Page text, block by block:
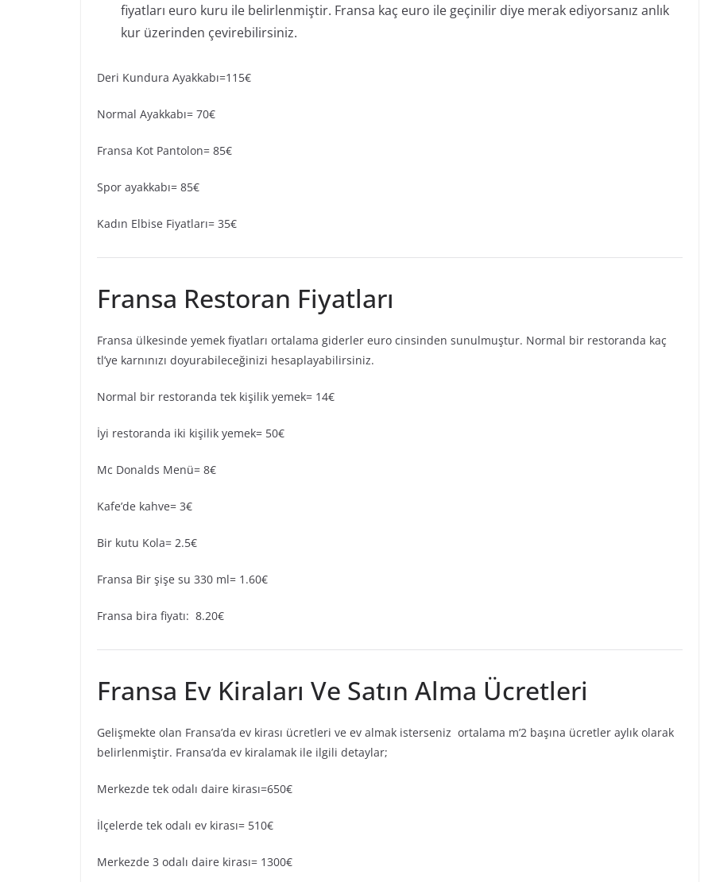
fiyatları euro kuru ile belirlenmiştir. Fransa kaç euro ile geçinilir diye merak ediyorsanız anlık
kur üzerinden çevirebilirsiniz.
Deri Kundura Ayakkabı=115€
Normal Ayakkabı= 70€
Fransa Kot Pantolon= 85€
Spor ayakkabı= 85€
Kadın Elbise Fiyatları= 35€
Fransa Restoran Fiyatları
Fransa ülkesinde yemek fiyatları ortalama giderler euro cinsinden sunulmuştur. Normal bir restoranda kaç
tl’ye karnınızı doyurabileceğinizi hesaplayabilirsiniz.
Normal bir restoranda tek kişilik yemek= 14€
İyi restoranda iki kişilik yemek= 50€
Mc Donalds Menü= 8€
Kafe’de kahve= 3€
Bir kutu Kola= 2.5€
Fransa Bir şişe su 330 ml= 1.60€
Fransa bira fiyatı: 8.20€
Fransa Ev Kiraları Ve Satın Alma Ücretleri
Gelişmekte olan Fransa’da ev kirası ücretleri ve ev almak isterseniz ortalama m’2 başına ücretler aylık olarak
belirlenmiştir. Fransa’da ev kiralamak ile ilgili detaylar;
Merkezde tek odalı daire kirası=650€
İlçelerde tek odalı ev kirası= 510€
Merkezde 3 odalı daire kirası= 1300€